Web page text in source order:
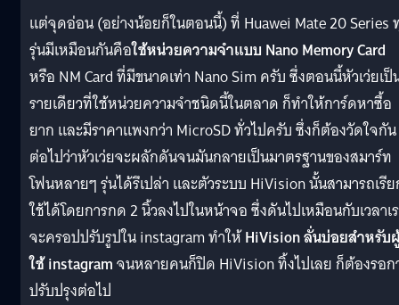
แต่จุดอ่อน (อย่างน้อยก็ในตอนนี้) ที่ Huawei Mate 20 Series
รุ่นมีเหมือนกันคือใช้หน่วยความจำแบบ Nano Memory Card
หรือ NM Card ที่มีขนาดเท่า Nano Sim ครับ ซึ่งตอนนี้หัวเว่ยเป็
รายเดียวที่ใช้หน่วยความจำชนิดนี้ในตลาด ก็ทำให้การ์ดหาซื้อ
ยาก และมีราคาแพงกว่า MicroSD ทั่วไปครับ ซึ่งก็ต้องวัดใจกัน
ต่อไปว่าหัวเว่ยจะผลักดันจนมันกลายเป็นมาตรฐานของสมาร์ท
โฟนหลายๆ รุ่นได้รึเปล่า และตัวระบบ HiVision นั้นสามารถเรี
ใช้ได้โดยการกด 2 นิ้วลงไปในหน้าจอ ซึ่งดันไปเหมือนกับเวลาเ
จะครอปปรับรูปใน instagram ทำให้HiVision ลั่นบ่อยสำหรับ
ใช้ instagramจนหลายคนก็ปิด HiVision ทิ้งไปเลย ก็ต้องรอก
ปรับปรุงต่อไป